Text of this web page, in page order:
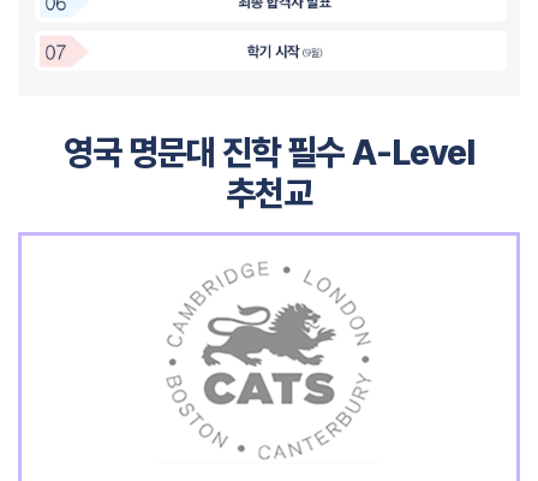
영국 명문대 진학 필수 A-Level
추천교